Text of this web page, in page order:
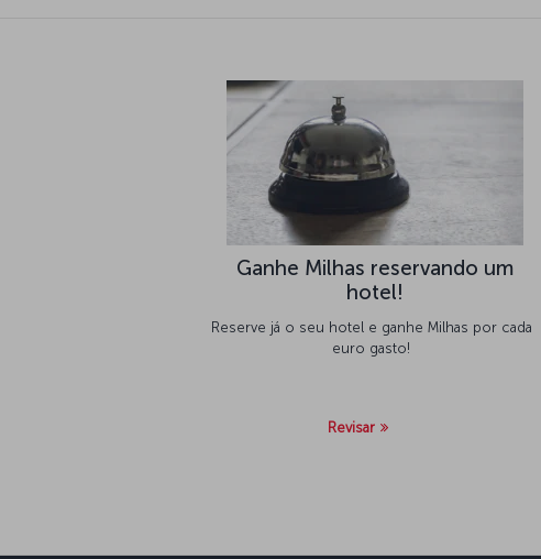
Ganhe Milhas reservando um
hotel!
Reserve já o seu hotel e ganhe Milhas por cada
euro gasto!
Revisar